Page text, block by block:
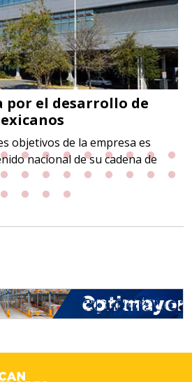
por el desarrollo de
objetivos de la empresa es
nacional de su cadena de